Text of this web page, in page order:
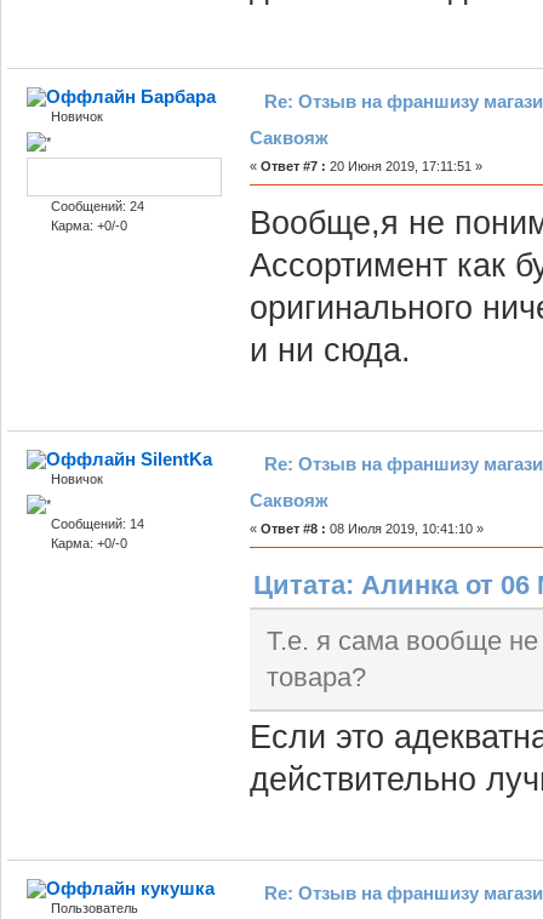
Барбара
Новичок
Сообщений: 24
Карма: +0/-0
Re: Отзыв на франшизу
Саквояж
« Ответ #7 : 20 Июня 2019, 17:11:51 »
Вообще,я не
Ассортимент как
оригинального
и ни сюда.
SilentKa
Новичок
Сообщений: 14
Карма: +0/-0
Re: Отзыв на франшизу
Саквояж
« Ответ #8 : 08 Июля 2019, 10:41:10 »
Цитата: Алинка от 06
Т.е. я сама вообще не
товара?
Если это
действительно
кукушка
Пользователь
Re: Отзыв на франшизу